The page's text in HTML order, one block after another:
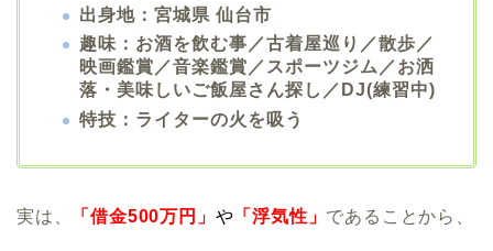
出身地：宮城県 仙台市
趣味：お酒を飲む事／古着屋巡り／散歩／
映画鑑賞／音楽鑑賞／スポーツジム／お洒
落・美味しいご飯屋さん探し／DJ(練習中)
特技：ライターの火を吸う
実は、 「借金500万円」 や 「浮気性」 であることから、